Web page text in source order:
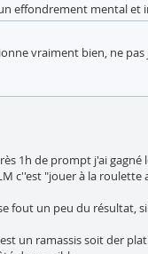
effondrement mental et
vraiment bien, ne
1h de prompt j'ai
c''est "jouer à la
fout un peu du
un ramassis soit der